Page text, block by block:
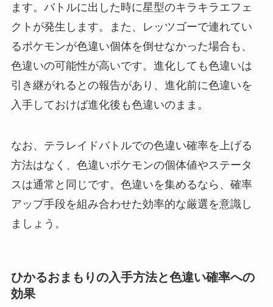
ます。バトルに出した時に星型のキラキラエフェ
クトが発生します。また、レッツゴーで連れてい
るポケモンが色違い個体を倒せなかった場合も、
色違いの可能性が高いです。進化しても色違いは
引き継がれるとの報告があり、進化前に色違いを
入手しておけば進化後も色違いのまま。
なお、テラレイドバトルでの色違い確率を上げる
方法はなく、色違いポケモンの個体値やステータ
スは通常と同じです。色違いを集めるなら、確率
アップ手段を組み合わせた効率的な厳選を意識し
ましょう。
ひかるおまもりの入手方法と色違い確率への
効果